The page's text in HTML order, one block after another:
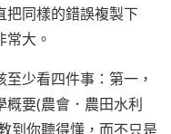
把同樣的錯誤複製下
大。
少看四件事：第一，
概要(農會．農田水利
到你聽得懂，而不只是